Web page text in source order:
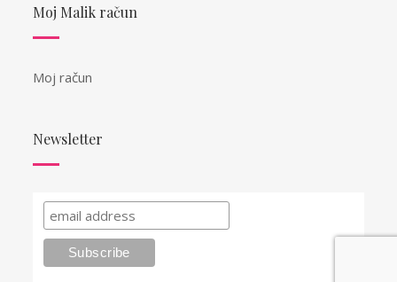
Moj Malik račun
Moj račun
Newsletter